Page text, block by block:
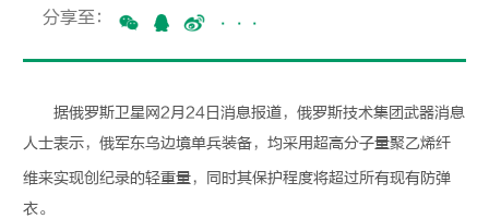
分享至： ···
据俄罗斯卫星网2月24日消息报道，俄罗斯技术集团武器消息
人士表示，俄军东乌边境单兵装备，均采用超高分子量聚乙烯纤
维来实现创纪录的轻重量，同时其保护程度将超过所有现有防弹
衣。